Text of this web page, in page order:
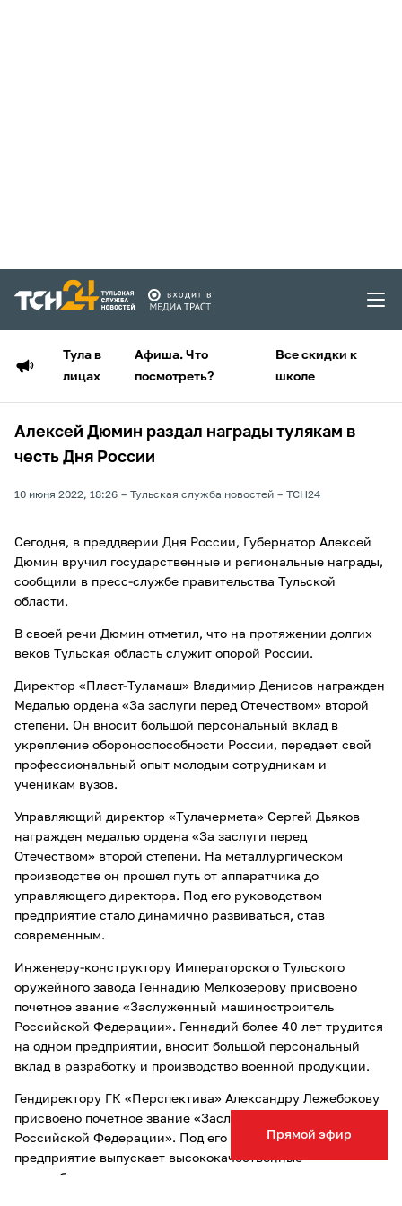
Тула в
лицах
Афиша. Что
посмотреть?
Все скидки к
школе
Прямой эфир
Алексей Дюмин раздал награды тулякам в
честь Дня России
10 июня 2022, 18:26 Тульская служба новостей ТСН24
Сегодня, в преддверии Дня России, Губернатор Алексей
Дюмин вручил государственные и региональные награды,
сообщили в пресс-службе правительства Тульской
области.
В своей речи Дюмин отметил, что на протяжении долгих
веков Тульская область служит опорой России.
Директор «Пласт-Туламаш» Владимир Денисов награжден
Медалью ордена «За заслуги перед Отечеством» второй
степени. Он вносит большой персональный вклад в
укрепление обороноспособности России, передает свой
профессиональный опыт молодым сотрудникам и
ученикам вузов.
Управляющий директор «Тулачермета» Сергей Дьяков
награжден медалью ордена «За заслуги перед
Отечеством» второй степени. На металлургическом
производстве он прошел путь от аппаратчика до
управляющего директора. Под его руководством
предприятие стало динамично развиваться, став
современным.
Инженеру-конструктору Императорского Тульского
оружейного завода Геннадию Мелкозерову присвоено
почетное звание «Заслуженный машиностроитель
Российской Федерации». Геннадий более 40 лет трудится
на одном предприятии, вносит большой персональный
вклад в разработку и производство военной продукции.
Гендиректору ГК «Перспектива» Александру Лежебокову
присвоено почетное звание «Заслуженный строитель
Российской Федерации». Под его управлением
предприятие выпускает высококачественные
железобетонные изделия и участвует в строительстве